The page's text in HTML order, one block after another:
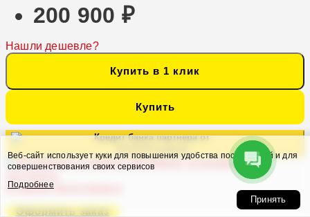
200 900 ₽
Нашли дешевле?
Купить в 1 клик
Купить
Кредит банка партнера от
Можно установить и
в нашем Автосервисе
Оформить заказ
Веб-сайт использует куки для повышения удобства посетителей и для
совершенствования своих сервисов
Подробнее
Принять